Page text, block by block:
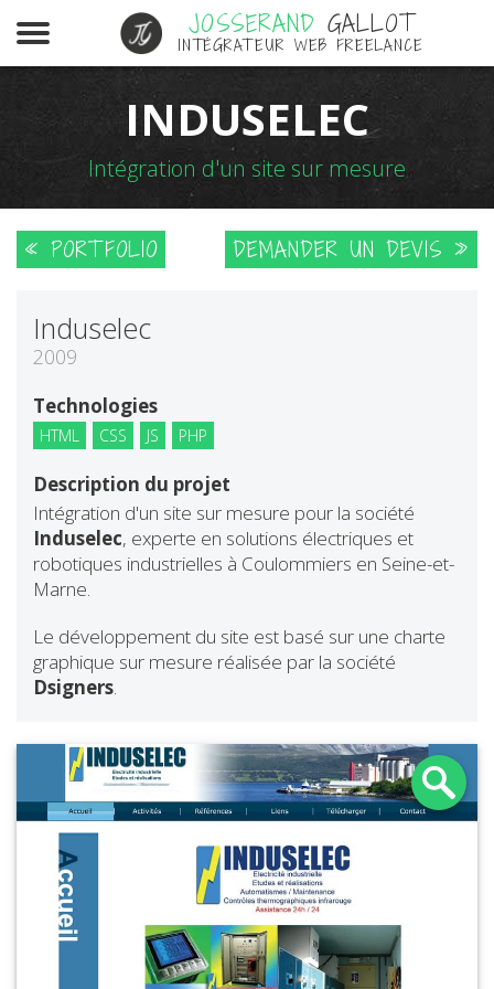
JOSSERAND GALLOT
INTÉGRATEUR WEB FREELANCE
INDUSELEC
Intégration d'un site sur mesure
« PORTFOLIO DEMANDER UN DEVIS »
Induselec
2009
Technologies
HTML CSS JS PHP
Description du projet
Intégration d'un site sur mesure pour la société
Induselec, experte en solutions électriques et
robotiques industrielles à Coulommiers en Seine-et-
Marne.
Le développement du site est basé sur une charte
graphique sur mesure réalisée par la société
Dsigners.